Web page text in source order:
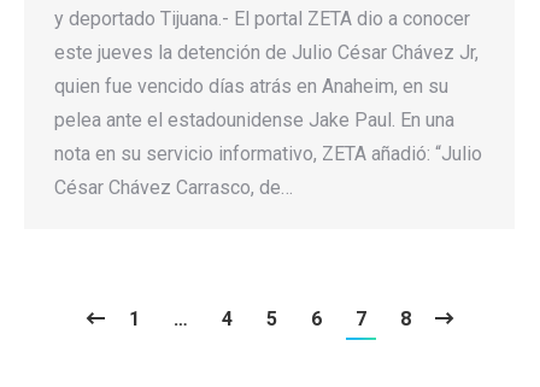
y deportado Tijuana.- El portal ZETA dio a conocer
este jueves la detención de Julio César Chávez Jr,
quien fue vencido días atrás en Anaheim, en su
pelea ante el estadounidense Jake Paul. En una
nota en su servicio informativo, ZETA añadió: “Julio
César Chávez Carrasco, de…
1 … 4 5 6 7 8